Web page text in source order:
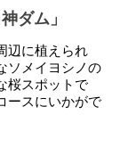
ダム」
辺に植えられ
ソメイヨシノの
桜スポットで
ースにいかがで